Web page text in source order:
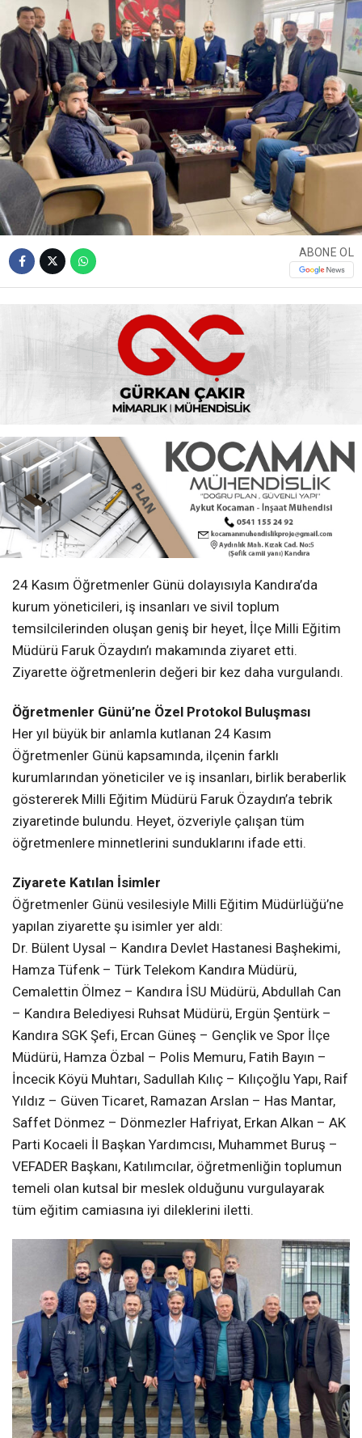
ABONE OL
24 Kasım Öğretmenler Günü dolayısıyla Kandıra’da
kurum yöneticileri, iş insanları ve sivil toplum
temsilcilerinden oluşan geniş bir heyet, İlçe Milli Eğitim
Müdürü Faruk Özaydın’ı makamında ziyaret etti.
Ziyarette öğretmenlerin değeri bir kez daha vurgulandı.
Öğretmenler Günü’ne Özel Protokol Buluşması
Her yıl büyük bir anlamla kutlanan 24 Kasım
Öğretmenler Günü kapsamında, ilçenin farklı
kurumlarından yöneticiler ve iş insanları, birlik beraberlik
göstererek Milli Eğitim Müdürü Faruk Özaydın’a tebrik
ziyaretinde bulundu. Heyet, özveriyle çalışan tüm
öğretmenlere minnetlerini sunduklarını ifade etti.
Ziyarete Katılan İsimler
Öğretmenler Günü vesilesiyle Milli Eğitim Müdürlüğü’ne
yapılan ziyarette şu isimler yer aldı:
Dr. Bülent Uysal – Kandıra Devlet Hastanesi Başhekimi,
Hamza Tüfenk – Türk Telekom Kandıra Müdürü,
Cemalettin Ölmez – Kandıra İSU Müdürü, Abdullah Can
– Kandıra Belediyesi Ruhsat Müdürü, Ergün Şentürk –
Kandıra SGK Şefi, Ercan Güneş – Gençlik ve Spor İlçe
Müdürü, Hamza Özbal – Polis Memuru, Fatih Bayın –
İncecik Köyü Muhtarı, Sadullah Kılıç – Kılıçoğlu Yapı, Raif
Yıldız – Güven Ticaret, Ramazan Arslan – Has Mantar,
Saffet Dönmez – Dönmezler Hafriyat, Erkan Alkan – AK
Parti Kocaeli İl Başkan Yardımcısı, Muhammet Buruş –
VEFADER Başkanı, Katılımcılar, öğretmenliğin toplumun
temeli olan kutsal bir meslek olduğunu vurgulayarak
tüm eğitim camiasına iyi dileklerini iletti.